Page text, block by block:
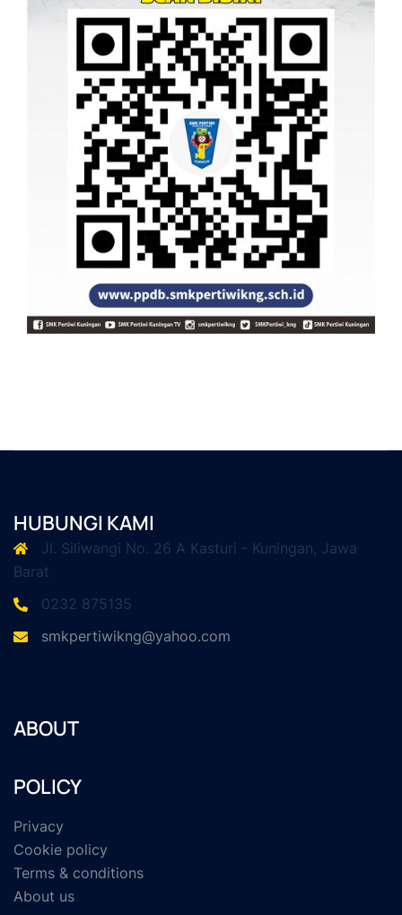
HUBUNGI KAMI
Jl. Siliwangi No. 26 A Kasturi - Kuningan, Jawa
Barat
0232 875135
smkpertiwikng@yahoo.com
ABOUT
POLICY
Privacy
Cookie policy
Terms & conditions
About us